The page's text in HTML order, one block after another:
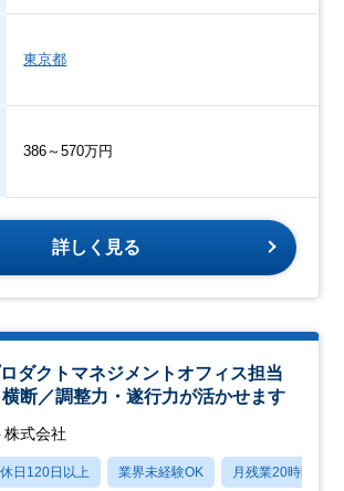
東京都
386～570万円
詳しく見る
ロダクトマネジメントオフィス担当
断／調整力・遂行力が活かせます
株式会社
休日120日以上 業界未経験OK 月残業20時間以内